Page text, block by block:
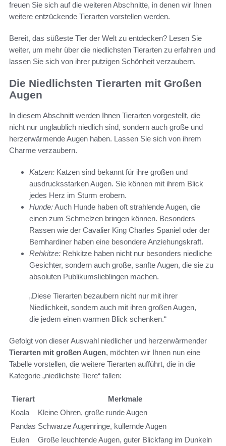
freuen Sie sich auf die weiteren Abschnitte, in denen wir Ihnen
weitere entzückende Tierarten vorstellen werden.
Bereit, das süßeste Tier der Welt zu entdecken? Lesen Sie
weiter, um mehr über die niedlichsten Tierarten zu erfahren und
lassen Sie sich von ihrer putzigen Schönheit verzaubern.
Die Niedlichsten Tierarten mit Großen
Augen
In diesem Abschnitt werden Ihnen Tierarten vorgestellt, die
nicht nur unglaublich niedlich sind, sondern auch große und
herzerwärmende Augen haben. Lassen Sie sich von ihrem
Charme verzaubern.
Katzen: Katzen sind bekannt für ihre großen und
ausdrucksstarken Augen. Sie können mit ihrem Blick
jedes Herz im Sturm erobern.
Hunde:Auch Hunde haben oft strahlende Augen, die
einen zum Schmelzen bringen können. Besonders
Rassen wie der Cavalier King Charles Spaniel oder der
Bernhardiner haben eine besondere Anziehungskraft.
Rehkitze: Rehkitze haben nicht nur besonders niedliche
Gesichter, sondern auch große, sanfte Augen, die sie zu
absoluten Publikumslieblingen machen.
„Diese Tierarten bezaubern nicht nur mit ihrer
Niedlichkeit, sondern auch mit ihren großen Augen,
die jedem einen warmen Blick schenken.“
Gefolgt von dieser Auswahl niedlicher und herzerwärmender
Tierarten mit großen Augen, möchten wir Ihnen nun eine
Tabelle vorstellen, die weitere Tierarten aufführt, die in die
Kategorie „niedlichste Tiere“ fallen:
Tierart
Merkmale
Koala
Kleine Ohren, große runde Augen
Pandas Schwarze Augenringe, kullernde Augen
Eulen
Große leuchtende Augen, guter Blickfang im Dunkeln